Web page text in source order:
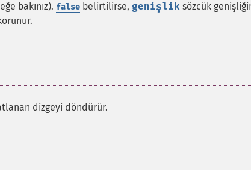
bakınız). false belirtilirse, genişlik sözcük
dizgeyi döndürür.